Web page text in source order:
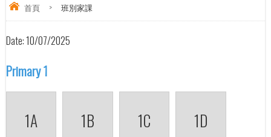
首頁 > 班別家課
Date:10/07/2025
Primary 1
1A 1B 1C 1D